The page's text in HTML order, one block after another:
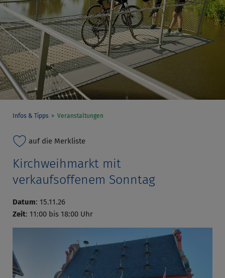
Infos & Tipps Veranstaltungen
auf die Merkliste
Kirchweihmarkt mit
verkaufsoffenem Sonntag
Datum: 15.11.26
Zeit: 11:00 bis 18:00 Uhr